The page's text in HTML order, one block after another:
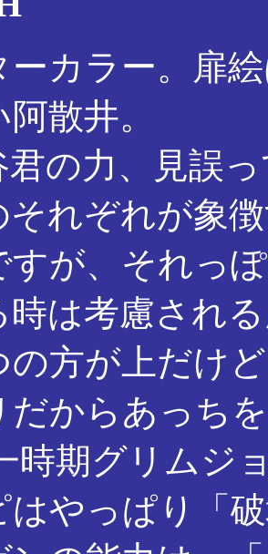
ーカラー。扉
散井。
君の力、見誤
それぞれが象
すが、それっ
時は考慮され
の方が上だけ
だからあっち
時期グリムジ
はやっぱり「